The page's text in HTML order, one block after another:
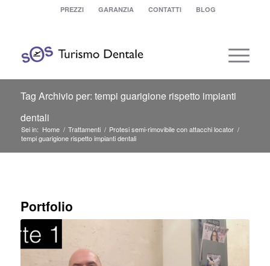
PREZZI GARANZIA CONTATTI BLOG
Tag Archivio per: tempi guarigione rispetto impianti
dentali
Sei in: Home / Trattamenti / Protesi semi-rimovibile con attacchi locator /
tempi guarigione rispetto impianti dentali
Portfolio